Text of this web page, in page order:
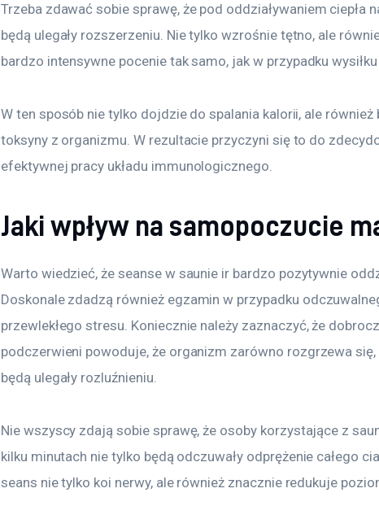
Trzeba zdawać sobie sprawę, że pod oddziaływaniem ciepła
będą ulegały rozszerzeniu. Nie tylko wzrośnie tętno, ale
bardzo intensywne pocenie tak samo, jak w przypadku
W ten sposób nie tylko dojdzie do spalania kalorii, ale również
toksyny z organizmu. W rezultacie przyczyni się to do
efektywnej pracy układu immunologicznego.
Jaki wpływ na samopoczucie
Warto wiedzieć, że seanse w saunie ir bardzo pozytywnie
Doskonale zdadzą również egzamin w przypadku
przewlekłego stresu. Koniecznie należy zaznaczyć, że
podczerwieni powoduje, że organizm zarówno rozgrzewa
będą ulegały rozluźnieniu.
Nie wszyscy zdają sobie sprawę, że osoby korzystające z
kilku minutach nie tylko będą odczuwały odprężenie całego
seans nie tylko koi nerwy, ale również znacznie redukuje